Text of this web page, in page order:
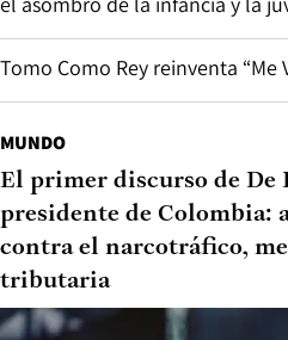
Tomo Como Rey reinventa “Me
MUNDO
El primer discurso de De
presidente de Colombia:
contra el narcotráfico,
tributaria